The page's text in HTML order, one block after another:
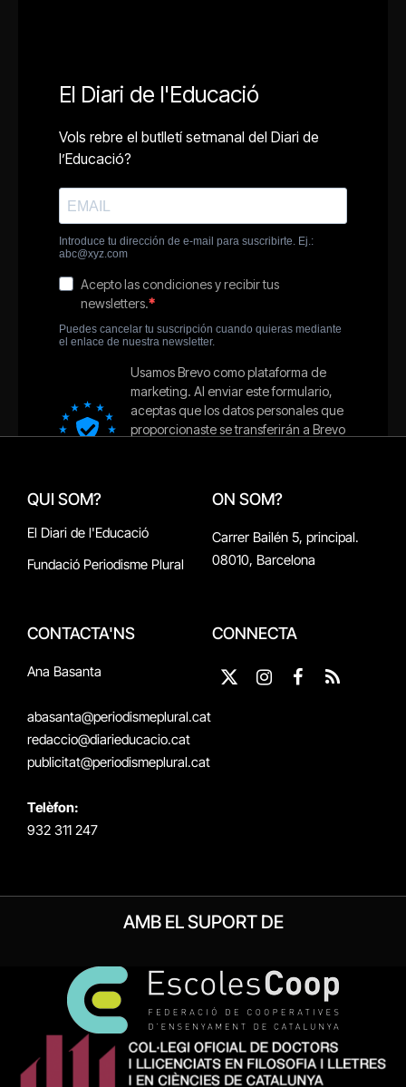
QUI SOM?
El Diari de l'Educació
Fundació Periodisme Plural
ON SOM?
Carrer Bailén 5, principal.
08010, Barcelona
CONTACTA'NS
Ana Basanta
abasanta@periodismeplural.cat
redaccio@diarieducacio.cat
publicitat@periodismeplural.cat
Telèfon:
932 311 247
CONNECTA
X
InstagramFacebook
RSS
AMB EL SUPORT DE